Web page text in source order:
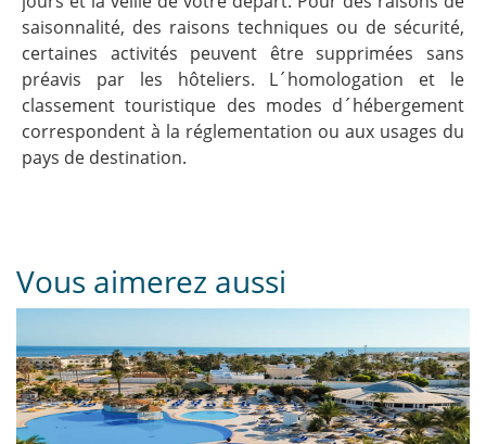
saisonnalité, des raisons techniques ou de sécurité,
certaines activités peuvent être supprimées sans
préavis par les hôteliers. L´homologation et le
classement touristique des modes d´hébergement
correspondent à la réglementation ou aux usages du
pays de destination.
Vous aimerez aussi